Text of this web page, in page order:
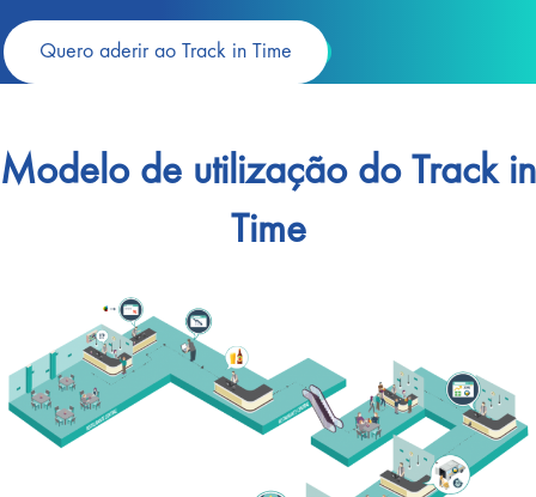
Quero aderir ao Track in Time
Modelo de utilização do Track in
Time